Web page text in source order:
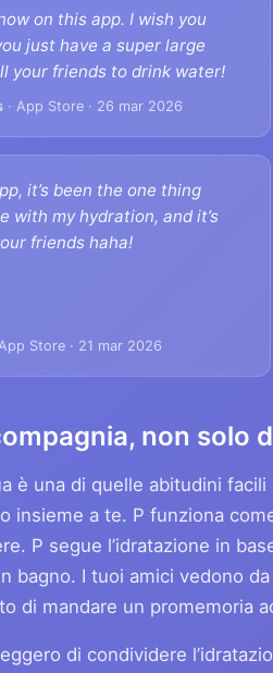
on this app. I wish you
just have a super large
your friends to drink water!
· App Store · 26 mar 2026
it’s been the one thing
with my hydration, and it’s
friends haha!
Store · 21 mar 2026
non solo
è una di quelle abitudini
insieme a te. P funziona
P segue l’idratazione in
bagno. I tuoi amici vedono
di mandare un promemoria
di condividere